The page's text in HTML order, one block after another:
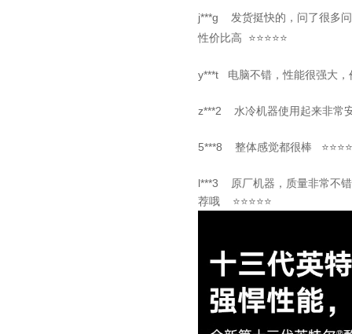
j***g
发货挺快的，问了很多
性价比高
⭐⭐⭐⭐⭐
y***t 电脑不错，性能很强大
z***2 水冷机器使用起来非常
5***8 整体感觉都很棒
l***3 原厂机器，质量非常不
荐哦 ⭐⭐⭐⭐⭐